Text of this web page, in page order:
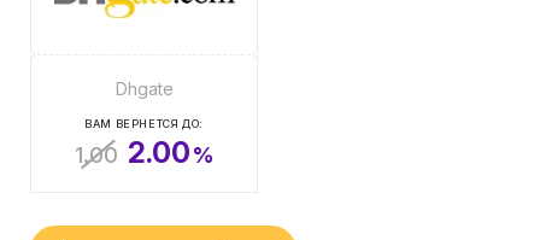
Dhgate
ВАМ ВЕРНЕТСЯ ДО:
1.00 2.00%